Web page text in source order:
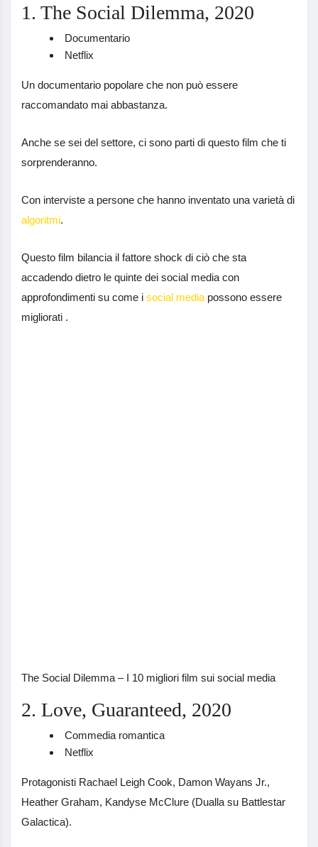
1. The Social Dilemma, 2020
Documentario
Netflix
Un documentario popolare che non può essere
raccomandato mai abbastanza.
Anche se sei del settore, ci sono parti di questo film che ti
sorprenderanno.
Con interviste a persone che hanno inventato una varietà di
algoritmi.
Questo film bilancia il fattore shock di ciò che sta
accadendo dietro le quinte dei social media con
approfondimenti su come i social media possono essere
migliorati .
The Social Dilemma – I 10 migliori film sui social media
2. Love, Guaranteed, 2020
Commedia romantica
Netflix
Protagonisti Rachael Leigh Cook, Damon Wayans Jr.,
Heather Graham, Kandyse McClure (Dualla su Battlestar
Galactica).